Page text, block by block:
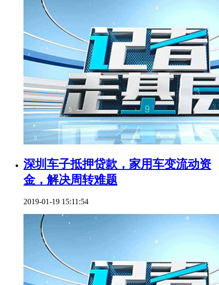
深圳车子抵押贷款，家用车变流动资
金，解决周转难题
2019-01-19 15:11:54